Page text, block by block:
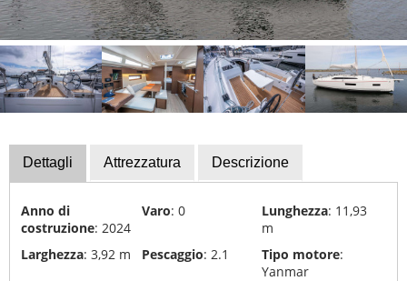
Barche
rubate
Calendario
delle
barche
e
sport
Dettagli Attrezzatura Descrizione
Anno di
costruzione: 2024
Varo: 0 Lunghezza: 11,93
m
Larghezza: 3,92 m Pescaggio: 2.1 Tipo motore:
Yanmar